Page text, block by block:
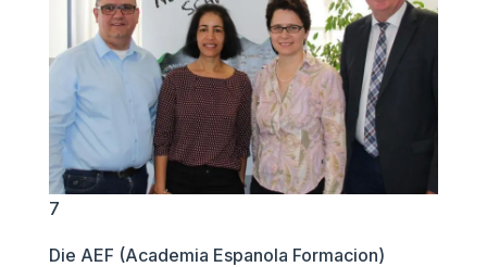
7
Die AEF (Academia Espanola Formacion)